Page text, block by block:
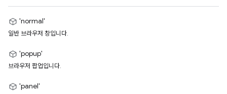
'normal'
일반 브라우저 창입니다.
'popup'
브라우저 팝업입니다.
'panel'